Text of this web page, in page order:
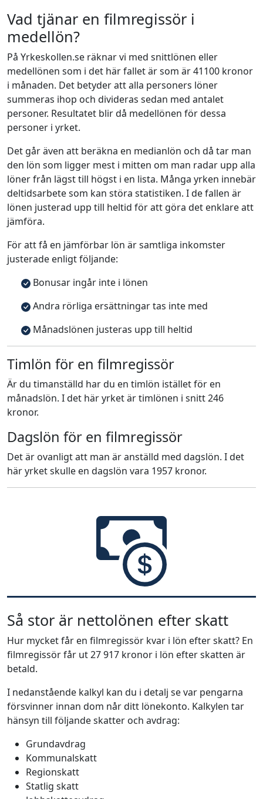
Vad tjänar en filmregissör i
medellön?
På Yrkeskollen.se räknar vi med snittlönen eller
medellönen som i det här fallet är som är 41100 kronor
i månaden. Det betyder att alla personers löner
summeras ihop och divideras sedan med antalet
personer. Resultatet blir då medellönen för dessa
personer i yrket.
Det går även att beräkna en medianlön och då tar man
den lön som ligger mest i mitten om man radar upp alla
löner från lägst till högst i en lista. Många yrken innebär
deltidsarbete som kan störa statistiken. I de fallen är
lönen justerad upp till heltid för att göra det enklare att
jämföra.
För att få en jämförbar lön är samtliga inkomster
justerade enligt följande:
Bonusar ingår inte i lönen
Andra rörliga ersättningar tas inte med
Månadslönen justeras upp till heltid
Timlön för en filmregissör
Är du timanställd har du en timlön istället för en
månadslön. I det här yrket är timlönen i snitt 246
kronor.
Dagslön för en filmregissör
Det är ovanligt att man är anställd med dagslön. I det
här yrket skulle en dagslön vara 1957 kronor.
Så stor är nettolönen efter skatt
Hur mycket får en filmregissör kvar i lön efter skatt? En
filmregissör får ut 27 917 kronor i lön efter skatten är
betald.
I nedanstående kalkyl kan du i detalj se var pengarna
försvinner innan dom når ditt lönekonto. Kalkylen tar
hänsyn till följande skatter och avdrag:
Grundavdrag
Kommunalskatt
Regionskatt
Statlig skatt